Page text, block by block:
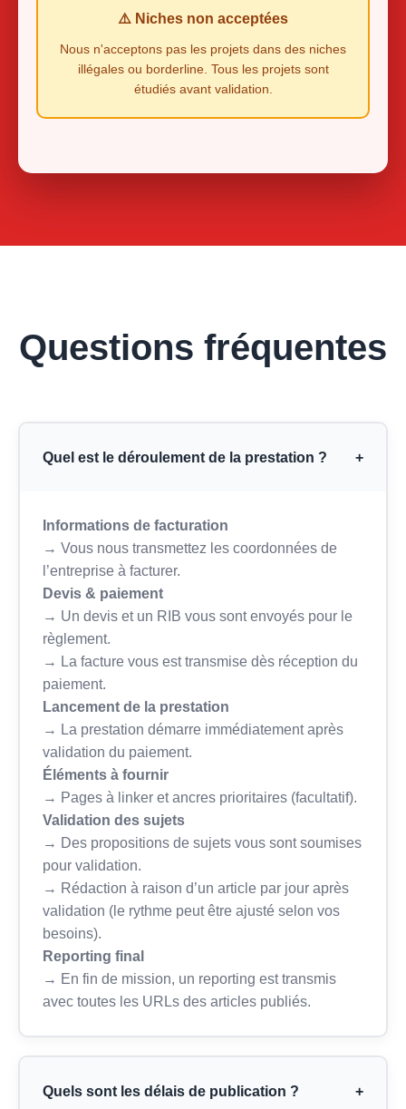
⚠️ Niches non acceptées
Nous n'acceptons pas les projets dans des niches
illégales ou borderline. Tous les projets sont
étudiés avant validation.
Questions fréquentes
Quel est le déroulement de la prestation ? +
Informations de facturation
→ Vous nous transmettez les coordonnées de
l’entreprise à facturer.
Devis & paiement
→ Un devis et un RIB vous sont envoyés pour le
règlement.
→ La facture vous est transmise dès réception du
paiement.
Lancement de la prestation
→ La prestation démarre immédiatement après
validation du paiement.
Éléments à fournir
→ Pages à linker et ancres prioritaires (facultatif).
Validation des sujets
→ Des propositions de sujets vous sont soumises
pour validation.
→ Rédaction à raison d’un article par jour après
validation (le rythme peut être ajusté selon vos
besoins).
Reporting final
→ En fin de mission, un reporting est transmis
avec toutes les URLs des articles publiés.
Quels sont les délais de publication ? +